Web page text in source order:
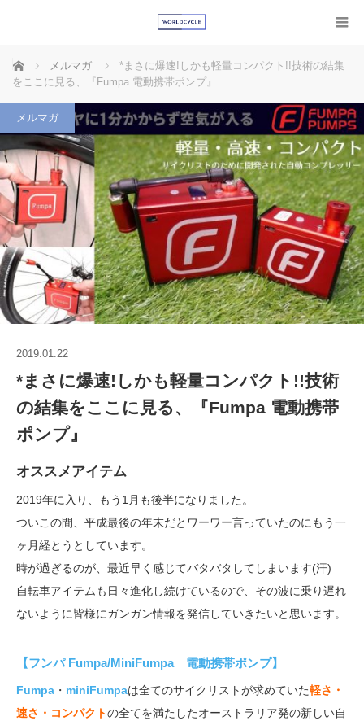
ホーム メルマガ
*まさに爆速!しかも軽量コンパクト!!技術の結集
をここに見る、『Fumpa 電動携帯ポンプ』
メルマガ
2019.01.22
*まさに爆速!しかも軽量コンパクト!!技術
の結集をここに見る、『Fumpa 電動携帯
ポンプ』
オススメアイテム
2019年に入り、もう1月も後半になりました。
ついこの間、平成最後の年末だとワーワー言っていたのにもう一
ヶ月経とうとしています。
時が過ぎるのが、最近早く感じてバタバタしてしまいます(汗)
自転車アイテムも日々進化し続けているので、その波に乗り遅れ
ないように皆様にガンガン情報を発信していきたいと思います。
【フンパ Fumpa/MiniFumpa 電動携帯ポンプ】
Fumpa ・ miniFumpaは全てのサイクリストが求めていた軽さ・
速さ・コンパクトの全てを満たしたオーストラリア発の新しい自